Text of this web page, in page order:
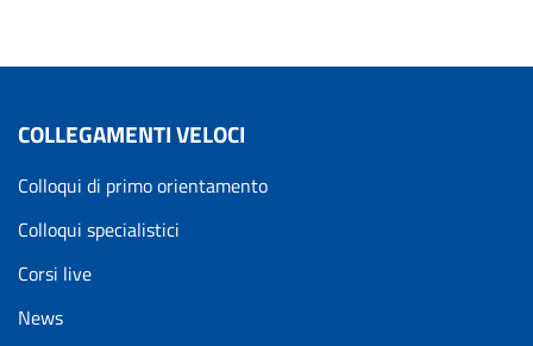
COLLEGAMENTI VELOCI
Colloqui di primo orientamento
Colloqui specialistici
Corsi live
News